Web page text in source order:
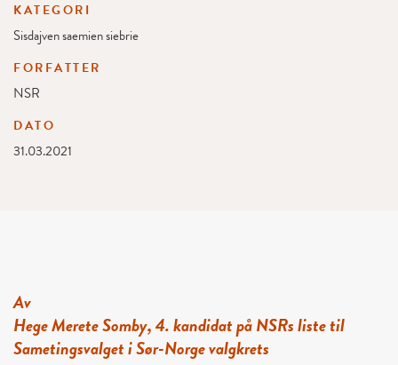
KATEGORI
Sisdajven saemien siebrie
FORFATTER
NSR
DATO
31.03.2021
Av
Hege Merete Somby, 4. kandidat på NSRs liste til
Sametingsvalget i Sør-Norge valgkrets